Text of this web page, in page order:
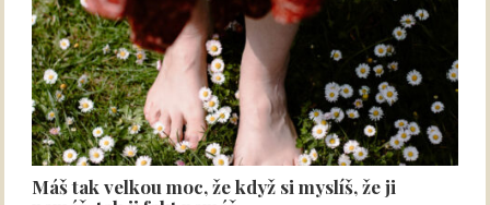
Máš tak velkou moc, že když si myslíš, že ji